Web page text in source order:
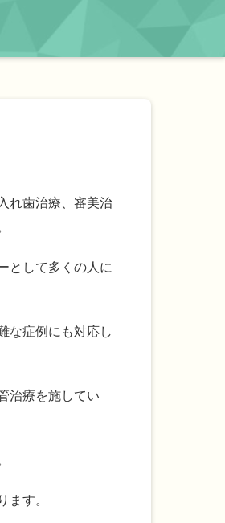
れ歯治療、審美治
として多くの人に
な症例にも対応し
治療を施してい
す。